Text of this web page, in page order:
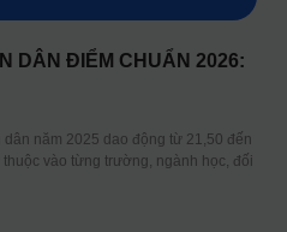
DÂN ĐIỂM CHUẨN 2026:
năm 2025 dao động từ 21,50 đến
vào từng trường, ngành học, đối